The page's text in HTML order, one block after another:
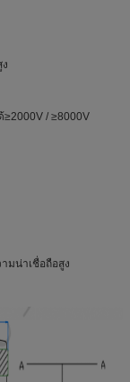
/ ≥8000V
มน่าเชื่อถือสูง